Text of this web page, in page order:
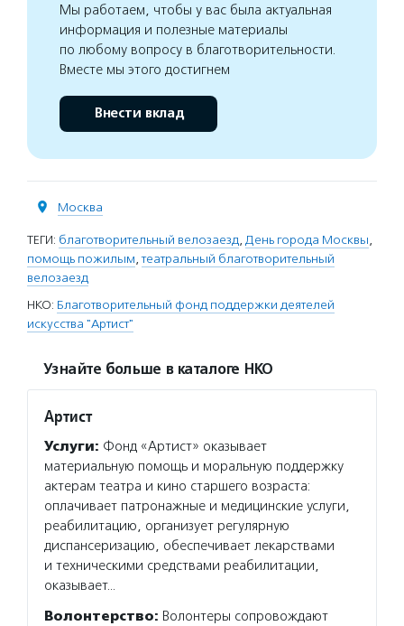
Мы работаем, чтобы у вас была актуальная
информация и полезные материалы
по любому вопросу в благотворительности.
Вместе мы этого достигнем
Внести вклад
Москва
ТЕГИ: благотворительный велозаезд, День города Москвы,
помощь пожилым,театральный благотворительный
велозаезд
НКО: Благотворительный фонд поддержки деятелей
искусства "Артист"
Узнайте больше в каталоге НКО
Артист
Услуги: Фонд «Артист» оказывает
материальную помощь и моральную поддержку
актерам театра и кино старшего возраста:
оплачивает патронажные и медицинские услуги,
реабилитацию, организует регулярную
диспансеризацию, обеспечивает лекарствами
и техническими средствами реабилитации,
оказывает…
Волонтерство: Волонтеры сопровождают